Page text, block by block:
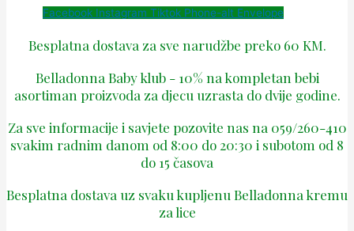
Facebook Instagram Tiktok Phone-alt Envelope
Besplatna dostava za sve narudžbe preko 60 KM.
Belladonna Baby klub - 10% na kompletan bebi
asortiman proizvoda za djecu uzrasta do dvije godine.
Za sve informacije i savjete pozovite nas na 059/260-410
svakim radnim danom od 8:00 do 20:30 i subotom od 8
do 15 časova
Besplatna dostava uz svaku kupljenu Belladonna kremu
za lice